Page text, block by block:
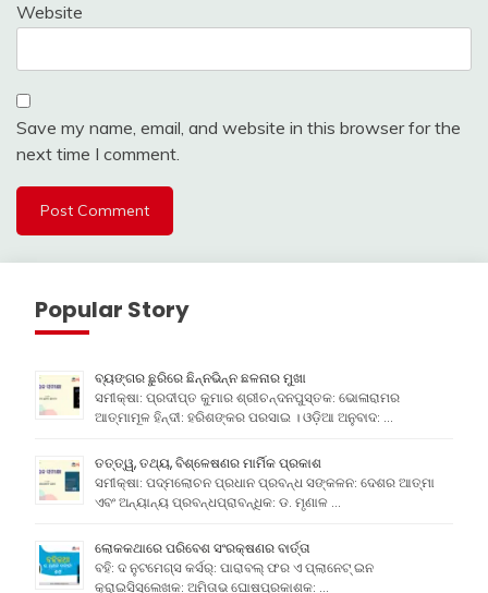
Website
Save my name, email, and website in this browser for the
next time I comment.
Popular Story
ବ୍ୟଙ୍ଗର ଛୁରିରେ ଛିନ୍ନଭିନ୍ନ ଛଳନାର ମୁଖା
ସମୀକ୍ଷା: ପ୍ରଦୀପ୍ତ କୁମାର ଶ୍ରୀଚନ୍ଦନପୁସ୍ତକ: ଭୋଳାରାମର
ଆତ୍ମାମୂଳ ହିନ୍ଦୀ: ହରିଶଙ୍କର ପରସାଇ । ଓଡ଼ିଆ ଅନୁବାଦ: …
ତତ୍ତ୍ୱ, ତଥ୍ୟ, ବିଶ୍ଳେଷଣର ମାର୍ମିକ ପ୍ରକାଶ
ସମୀକ୍ଷା: ପଦ୍ମଲୋଚନ ପ୍ରଧାନ ପ୍ରବନ୍ଧ ସଙ୍କଳନ: ଦେଶର ଆତ୍ମା
ଏବଂ ଅନ୍ୟାନ୍ୟ ପ୍ରବନ୍ଧପ୍ରାବନ୍ଧିକ: ଡ. ମୃଣାଳ …
ଲୋକକଥାରେ ପରିବେଶ ସଂରକ୍ଷଣର ବାର୍ତ୍ତା
ବହି: ଦ ନୁଟମେଗ୍ସ କର୍ସର୍: ପାରାବଲ୍ ଫର ଏ ପ୍ଲାନେଟ୍ ଇନ
କ୍ରାଇସିସ୍ଲେଖକ: ଅମିତାଭ ଘୋଷପ୍ରକାଶକ: …